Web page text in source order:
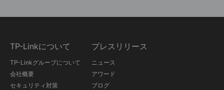
TP-Linkについて
TP-Linkグループについて
会社概要
セキュリティ対策
プレスリリース
ニュース
アワード
ブログ